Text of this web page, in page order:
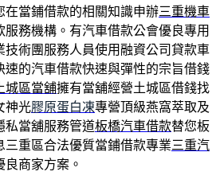
在當鋪借款的相關知識申辦三重機車
務機構。有汽車借款公會優良專用
技術團服務人員使用融資公司貸款車
速的汽車借款快速與彈性的宗旨借錢
城區當舖擁有當舖經營土城區借錢找
神光膠原蛋白凍專營頂級燕窩萃取及
私當舖服務管道板橋汽車借款替您板
重區合法優質當鋪借款專業三重汽
商家方案。